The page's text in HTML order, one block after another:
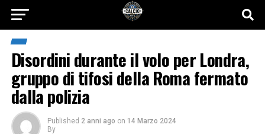
Disordini durante il volo per Londra,
gruppo di tifosi della Roma fermato
dalla polizia
Published 2 anni ago on 14 Marzo 2024
By